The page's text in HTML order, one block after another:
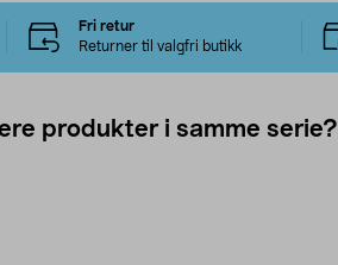
Fri retur
Returner til valgfri butikk
produkter i samme serie?